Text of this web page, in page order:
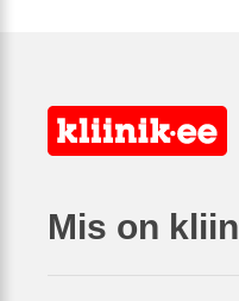
Mis on